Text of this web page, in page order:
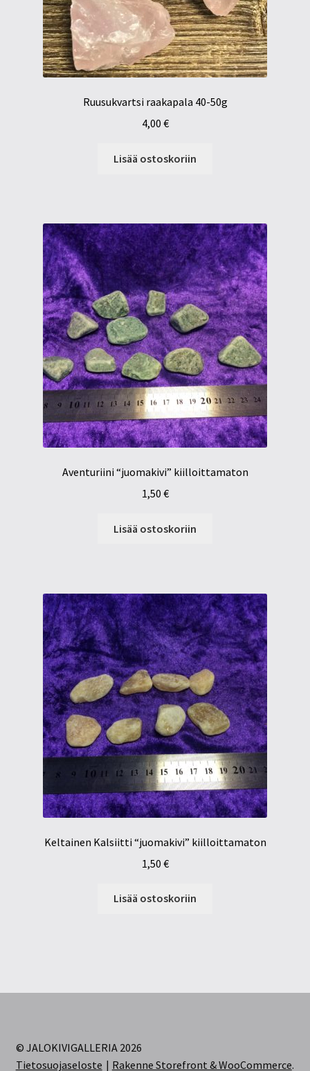
Ruusukvartsi raakapala 40-50g
4,00 €
Lisää ostoskoriin
Aventuriini “juomakivi” kiilloittamaton
1,50 €
Lisää ostoskoriin
Keltainen Kalsiitti “juomakivi” kiilloittamaton
1,50 €
Lisää ostoskoriin
© JALOKIVIGALLERIA 2026
Tietosuojaseloste
Rakenne Storefront & WooCommerce.